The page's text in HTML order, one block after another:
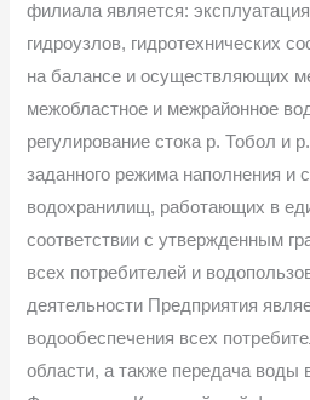
филиала является:
гидроузлов, гидротехнических
на балансе и осуществляющих
межобластное и межрайонное
регулирование стока р. Тобол и
заданного режима наполнения и
водохранилищ, работающих в
соответствии с утвержденным
всех потребителей и
деятельности Предприятия
водообеспечения всех
области, а также передача воды